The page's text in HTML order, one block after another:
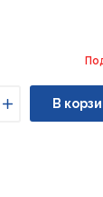
Увеличить
В